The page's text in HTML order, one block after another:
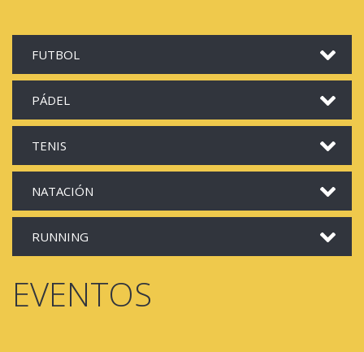
FUTBOL
PÁDEL
TENIS
NATACIÓN
RUNNING
EVENTOS